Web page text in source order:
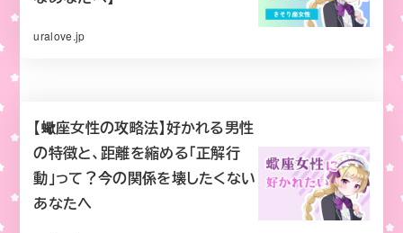
uralove.jp
【蠍座女性の攻略法】好かれる男性
の特徴と、距離を縮める「正解行
動」って？今の関係を壊したくない
あなたへ